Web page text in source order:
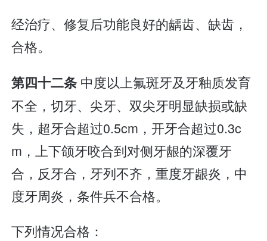
经治疗、修复后功能良好的龋齿、缺齿，
合格。
第四十二条 中度以上氟斑牙及牙釉质发育
不全，切牙、尖牙、双尖牙明显缺损或缺
失，超牙合超过0.5cm，开牙合超过0.3c
m，上下颌牙咬合到对侧牙龈的深覆牙
合，反牙合，牙列不齐，重度牙龈炎，中
度牙周炎，条件兵不合格。
下列情况合格：